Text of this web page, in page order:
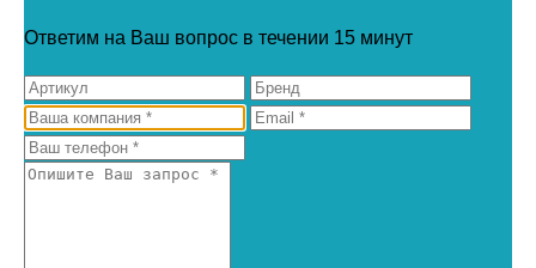
Ответим на Ваш вопрос в течении 15 минут